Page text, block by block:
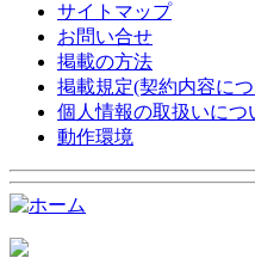
サイトマップ
お問い合せ
掲載の方法
掲載規定(契約内容に
個人情報の取扱いにつ
動作環境